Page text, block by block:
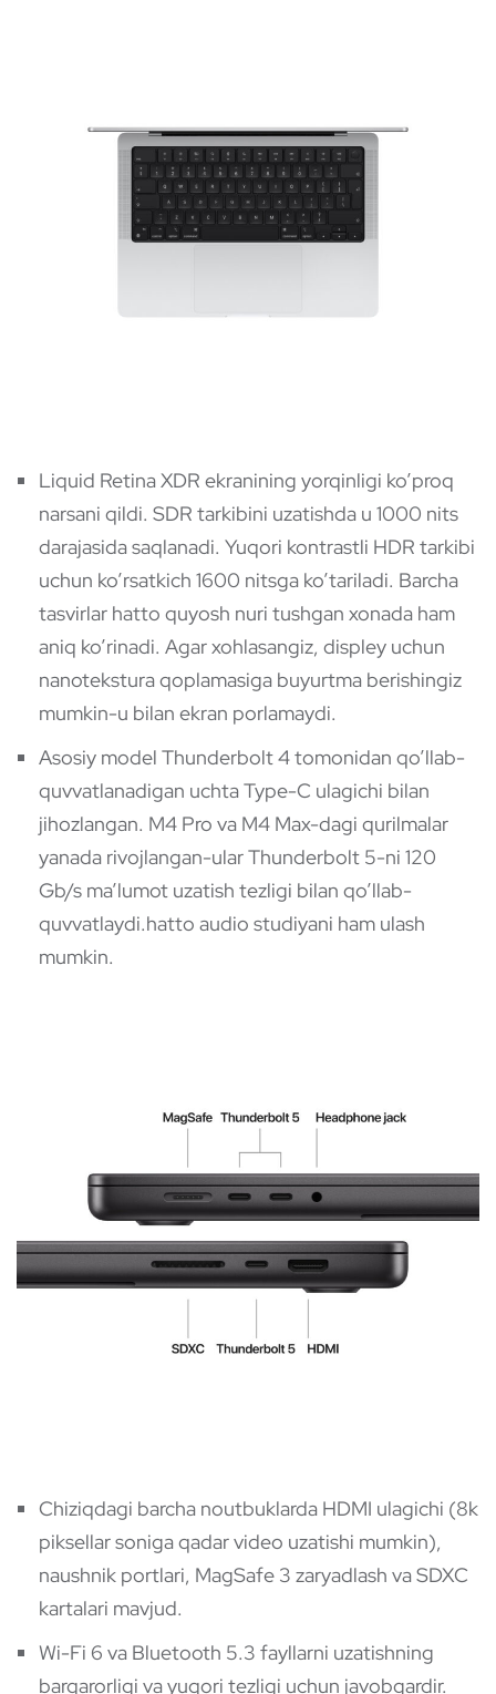
Liquid Retina XDR ekranining yorqinligi ko’proq
narsani qildi. SDR tarkibini uzatishda u 1000 nits
darajasida saqlanadi. Yuqori kontrastli HDR tarkibi
uchun ko’rsatkich 1600 nitsga ko’tariladi. Barcha
tasvirlar hatto quyosh nuri tushgan xonada ham
aniq ko’rinadi. Agar xohlasangiz, displey uchun
nanotekstura qoplamasiga buyurtma berishingiz
mumkin-u bilan ekran porlamaydi.
Asosiy model Thunderbolt 4 tomonidan qo’llab-
quvvatlanadigan uchta Type-C ulagichi bilan
jihozlangan. M4 Pro va M4 Max-dagi qurilmalar
yanada rivojlangan-ular Thunderbolt 5-ni 120
Gb/s ma’lumot uzatish tezligi bilan qo’llab-
quvvatlaydi.hatto audio studiyani ham ulash
mumkin.
Chiziqdagi barcha noutbuklarda HDMI ulagichi (8k
piksellar soniga qadar video uzatishi mumkin),
naushnik portlari, MagSafe 3 zaryadlash va SDXC
kartalari mavjud.
Wi-Fi 6 va Bluetooth 5.3 fayllarni uzatishning
barqarorligi va yuqori tezligi uchun javobgardir.